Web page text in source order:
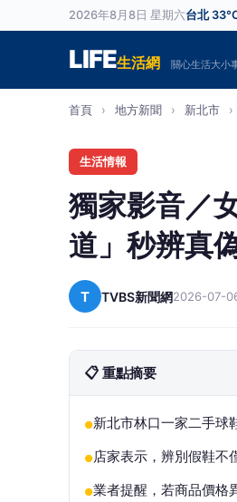
2026年8月8日 星期六台北
LIFE生活網 關心生活大小
首頁 › 地方新聞 › 新北市 ›
生活情報
獨家影音／
道」秒辨真
T TVBS新聞網2026-07-
📋 重點摘要
●新北市林口一家二手球
●店家表示，辨別假鞋不
●業者提醒，若商品價格